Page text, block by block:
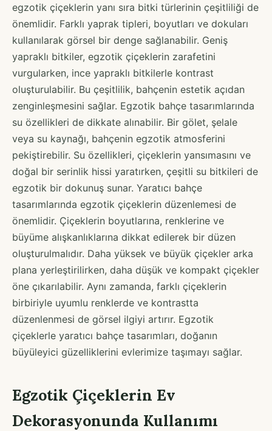
egzotik çiçeklerin yanı sıra bitki türlerinin çeşitliliği de
önemlidir. Farklı yaprak tipleri, boyutları ve dokuları
kullanılarak görsel bir denge sağlanabilir. Geniş
yapraklı bitkiler, egzotik çiçeklerin zarafetini
vurgularken, ince yapraklı bitkilerle kontrast
oluşturulabilir. Bu çeşitlilik, bahçenin estetik açıdan
zenginleşmesini sağlar. Egzotik bahçe tasarımlarında
su özellikleri de dikkate alınabilir. Bir gölet, şelale
veya su kaynağı, bahçenin egzotik atmosferini
pekiştirebilir. Su özellikleri, çiçeklerin yansımasını ve
doğal bir serinlik hissi yaratırken, çeşitli su bitkileri de
egzotik bir dokunuş sunar. Yaratıcı bahçe
tasarımlarında egzotik çiçeklerin düzenlemesi de
önemlidir. Çiçeklerin boyutlarına, renklerine ve
büyüme alışkanlıklarına dikkat edilerek bir düzen
oluşturulmalıdır. Daha yüksek ve büyük çiçekler arka
plana yerleştirilirken, daha düşük ve kompakt çiçekler
öne çıkarılabilir. Aynı zamanda, farklı çiçeklerin
birbiriyle uyumlu renklerde ve kontrastta
düzenlenmesi de görsel ilgiyi artırır. Egzotik
çiçeklerle yaratıcı bahçe tasarımları, doğanın
büyüleyici güzelliklerini evlerimize taşımayı sağlar.
Egzotik Çiçeklerin Ev
Dekorasyonunda Kullanımı